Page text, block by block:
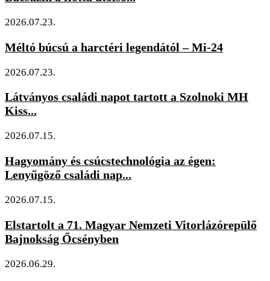
2026.07.23.
Méltó búcsú a harctéri legendától – Mi-24
2026.07.23.
Látványos családi napot tartott a Szolnoki MH
Kiss...
2026.07.15.
Hagyomány és csúcstechnológia az égen:
Lenyűgöző családi nap...
2026.07.15.
Elstartolt a 71. Magyar Nemzeti Vitorlázórepülő
Bajnokság Őcsényben
2026.06.29.